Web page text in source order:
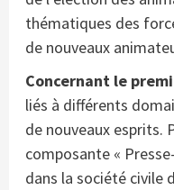
thématiques des
de nouveaux
Concernant le
liés à différents
de nouveaux esprits.
composante «
dans la société civile